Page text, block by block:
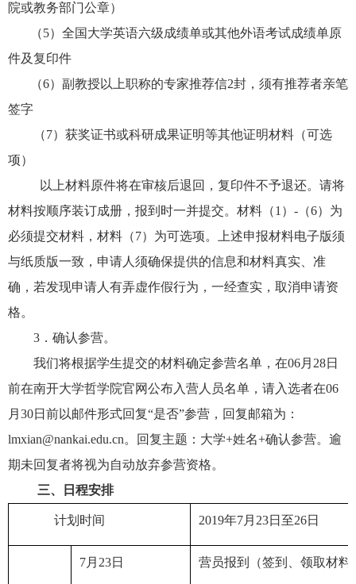
院或教务部门公章）
（5）全国大学英语六级成绩单或其他外语考试成绩单原
件及复印件
（6）副教授以上职称的专家推荐信2封，须有推荐者亲笔
签字
（7）获奖证书或科研成果证明等其他证明材料（可选
项）
以上材料原件将在审核后退回，复印件不予退还。请将
材料按顺序装订成册，报到时一并提交。材料（1 ） - （6）为
必须提交材料，材料（7）为可选项。上述申报材料电子版须
与纸质版一致，申请人须确保提供的信息和材料真实、准
确，若发现申请人有弄虚作假行为，一经查实，取消申请资
格。
3．确认参营。
我们将根据学生提交的材料确定参营名单，在06月 28日
前在南开大学哲学院官网公布入营人员名单，请入选者在06
月 30日前以邮件形式回复“是否”参营，回复邮箱为：
lmxian@nankai.edu.cn。回复主题：大学+姓名+确认参营。逾
期未回复者将视为自动放弃参营资格。
三、日程安排
计划时间 2019年7月 23日至26日
7月 23日 营员报到（签到、领取材料